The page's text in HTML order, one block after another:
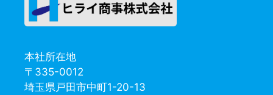
本社所在地
〒335-0012
埼玉県戸田市中町1-20-13